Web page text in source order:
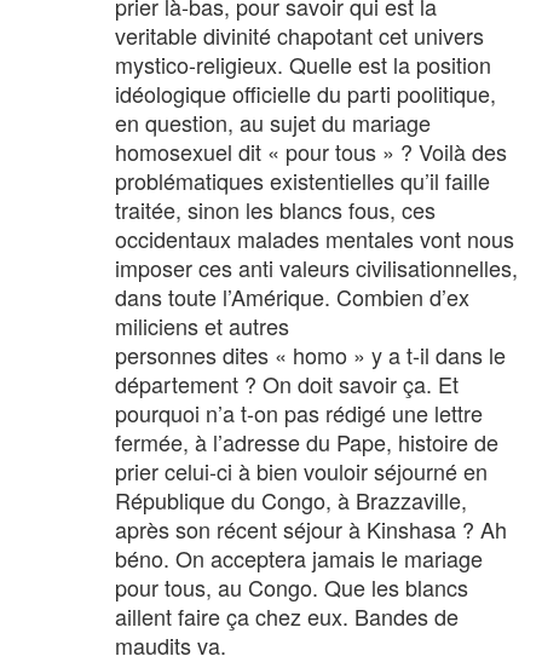
veritable divinité chapotant cet univers
mystico-religieux. Quelle est la position
idéologique officielle du parti poolitique,
en question, au sujet du mariage
homosexuel dit « pour tous » ? Voilà des
problématiques existentielles qu’il faille
traitée, sinon les blancs fous, ces
occidentaux malades mentales vont nous
imposer ces anti valeurs civilisationnelles,
dans toute l’Amérique. Combien d’ex
miliciens et autres
personnes dites « homo » y a t-il dans le
département ? On doit savoir ça. Et
pourquoi n’a t-on pas rédigé une lettre
fermée, à l’adresse du Pape, histoire de
prier celui-ci à bien vouloir séjourné en
République du Congo, à Brazzaville,
après son récent séjour à Kinshasa ? Ah
béno. On acceptera jamais le mariage
pour tous, au Congo. Que les blancs
aillent faire ça chez eux. Bandes de
maudits va.